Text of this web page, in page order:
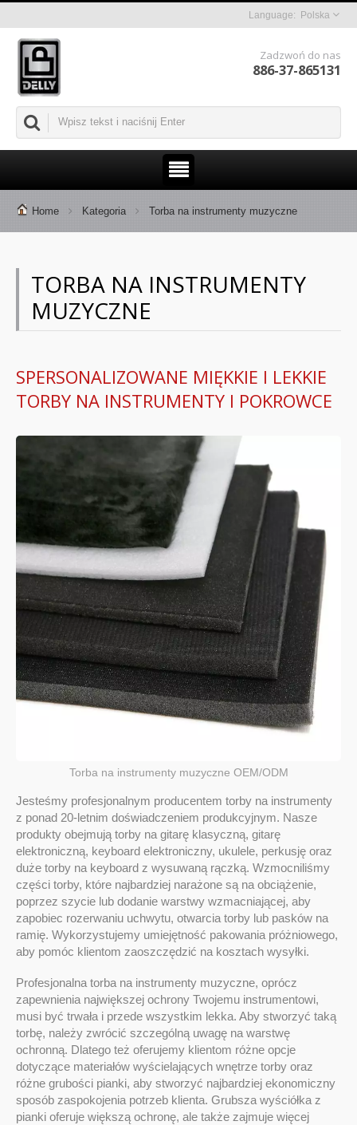
Polska
Zadzwoń do nas
886-37-865131
Home Kategoria Torba na instrumenty muzyczne
TORBA NA INSTRUMENTY
MUZYCZNE
SPERSONALIZOWANE MIĘKKIE I LEKKIE
TORBY NA INSTRUMENTY I POKROWCE
Torba na instrumenty muzyczne OEM/ODM
Jesteśmy profesjonalnym producentem torby na instrumenty
z ponad 20-letnim doświadczeniem produkcyjnym. Nasze
produkty obejmują torby na gitarę klasyczną, gitarę
elektroniczną, keyboard elektroniczny, ukulele, perkusję oraz
duże torby na keyboard z wysuwaną rączką. Wzmocniliśmy
części torby, które najbardziej narażone są na obciążenie,
poprzez szycie lub dodanie warstwy wzmacniającej, aby
zapobiec rozerwaniu uchwytu, otwarcia torby lub pasków na
ramię. Wykorzystujemy umiejętność pakowania próżniowego,
aby pomóc klientom zaoszczędzić na kosztach wysyłki.
Profesjonalna torba na instrumenty muzyczne, oprócz
zapewnienia największej ochrony Twojemu instrumentowi,
musi być trwała i przede wszystkim lekka. Aby stworzyć taką
torbę, należy zwrócić szczególną uwagę na warstwę
ochronną. Dlatego też oferujemy klientom różne opcje
dotyczące materiałów wyścielających wnętrze torby oraz
różne grubości pianki, aby stworzyć najbardziej ekonomiczny
sposób zaspokojenia potrzeb klienta. Grubsza wyściółka z
pianki oferuje większą ochronę, ale także zajmuje więcej